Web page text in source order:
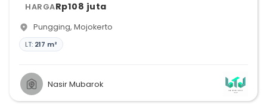
HARGARp108 juta
Pungging, Mojokerto
LT: 217 m²
Nasir Mubarok